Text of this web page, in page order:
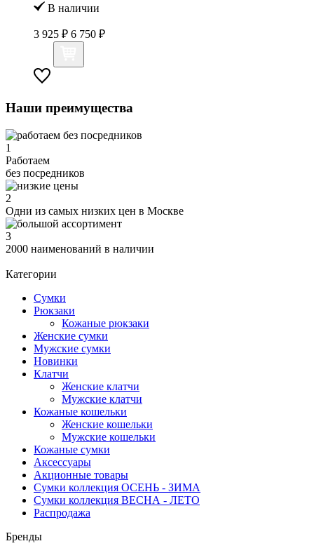
В наличии
3 925 ₽ 6 750 ₽
Наши преимущества
1
Работаем
без посредников
2
Одни из самых низких цен в Москве
3
2000 наименований в наличии
Категории
Сумки
Рюкзаки
Кожаные рюкзаки
Женские сумки
Мужские сумки
Новинки
Клатчи
Женские клатчи
Мужские клатчи
Кожаные кошельки
Женские кошельки
Мужские кошельки
Кожаные сумки
Аксессуары
Акционные товары
Сумки коллекция ОСЕНЬ - ЗИМА
Сумки коллекция ВЕСНА - ЛЕТО
Распродажа
Бренды